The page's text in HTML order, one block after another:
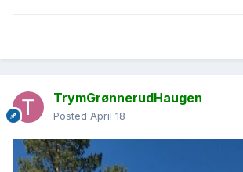
TrymGrønnerudHaugen
Posted April 18